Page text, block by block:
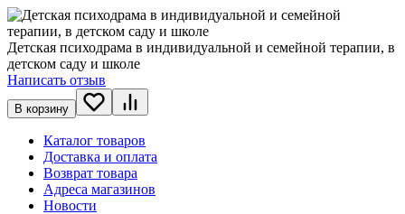
Детская психодрама в индивидуальной и семейной терапии, в
детском саду и школе
Написать отзыв
В корзину
Каталог товаров
Доставка и оплата
Возврат товара
Адреса магазинов
Новости